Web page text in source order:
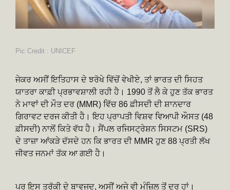
Pic Credit : UNICEF
ਜੇਕਰ ਅਸੀਂ ਇਤਿਹਾਸ ਦੇ ਝਰੋਖੇ ਵਿੱਚੋਂ ਵੇਖੀਏ, ਤਾਂ ਭਾਰਤ ਦੀ ਸਿਹਤ
ਯਾਤਰਾ ਕਾਫ਼ੀ ਪ੍ਰਭਾਵਸ਼ਾਲੀ ਰਹੀ ਹੈ। 1990 ਤੋਂ ਲੈ ਕੇ ਹੁਣ ਤੱਕ ਭਾਰਤ
ਨੇ ਮਾਵਾਂ ਦੀ ਮੌਤ ਦਰ (MMR) ਵਿੱਚ 86 ਫ਼ੀਸਦੀ ਦੀ ਸ਼ਾਨਦਾਰ
ਗਿਰਾਵਟ ਦਰਜ ਕੀਤੀ ਹੈ। ਇਹ ਪ੍ਰਾਪਤੀ ਵਿਸ਼ਵ ਵਿਆਪੀ ਔਸਤ (48
ਫ਼ੀਸਦੀ) ਨਾਲੋਂ ਕਿਤੇ ਵੱਧ ਹੈ। ਸੈਂਪਲ ਰਜਿਸਟ੍ਰੇਸ਼ਨ ਸਿਸਟਮ (SRS)
ਦੇ ਤਾਜ਼ਾ ਆਂਕੜੇ ਦੱਸਦੇ ਹਨ ਕਿ ਭਾਰਤ ਦੀ MMR ਹੁਣ 88 ਪ੍ਰਤੀ ਲੱਖ
ਜੀਵਤ ਜਨਮਾਂ ਤੱਕ ਆ ਗਈ ਹੈ।
ਪਰ ਇਸ ਤਰੱਕੀ ਦੇ ਬਾਵਜੂਦ, ਅਸੀਂ ਅਜੇ ਵੀ ਮੰਜ਼ਿਲ ਤੋਂ ਦੂਰ ਹਾਂ।